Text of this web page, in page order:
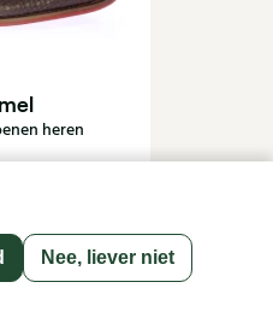
Nee, liever niet
heren
349,95